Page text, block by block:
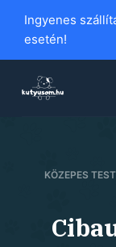
i
Ingyenes
esetén!
KÖZEPES